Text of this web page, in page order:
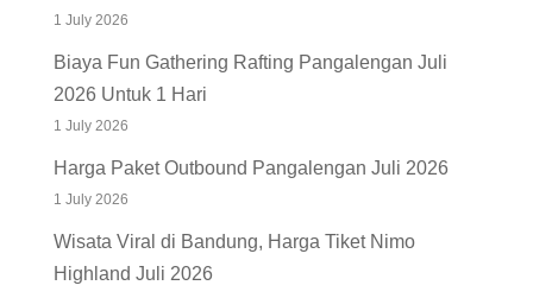
1 July 2026
Biaya Fun Gathering Rafting Pangalengan Juli
2026 Untuk 1 Hari
1 July 2026
Harga Paket Outbound Pangalengan Juli 2026
1 July 2026
Wisata Viral di Bandung, Harga Tiket Nimo
Highland Juli 2026